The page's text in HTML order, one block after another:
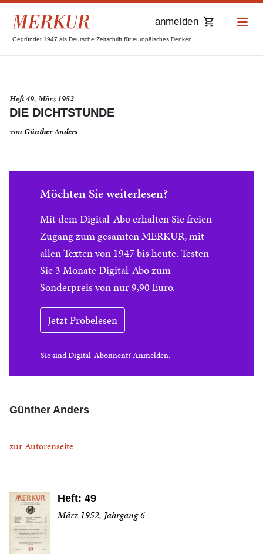
Gegründet 1947 als Deutsche Zeitschrift für europäisches Denken
anmelden
Heft 49, März 1952
DIE DICHTSTUNDE
vonGünther Anders
Möchten Sie weiterlesen?
Mit dem Digital-Abo erhalten Sie freien
Zugang zum gesamten MERKUR, mit
allen Texten von 1947 bis heute. Testen
Sie 3 Monate Digital-Abo zum
Sonderpreis von nur 9,90 Euro.
Jetzt Probelesen
Sie sind Digital-Abonnent? Anmelden.
Günther Anders
zur Autorenseite
Heft: 49
März 1952, Jahrgang 6